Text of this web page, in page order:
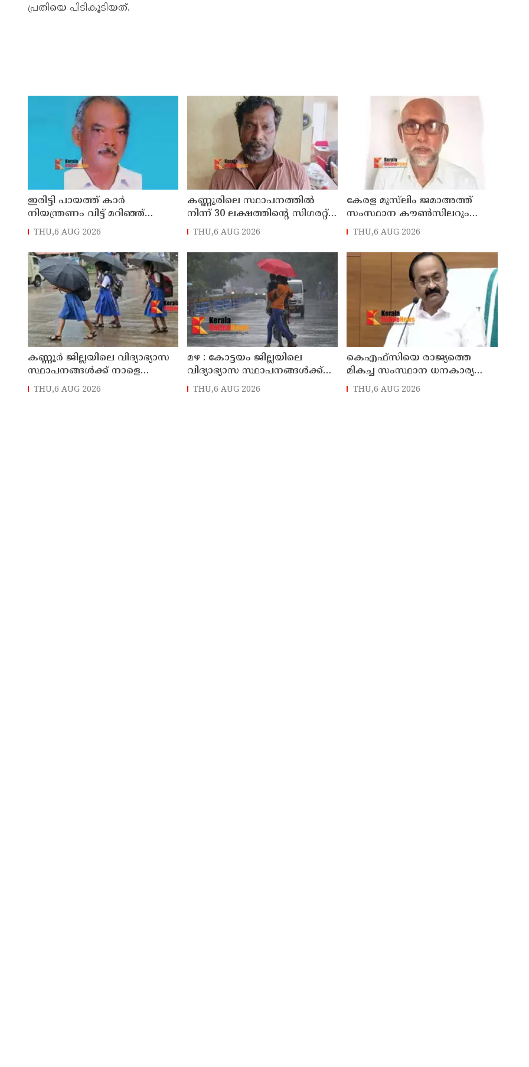
പ്രതിയെ പിടികൂടിയത്.
ഇരിട്ടി പായത്ത് കാർ
നിയന്ത്രണം വിട്ട് മറിഞ്ഞ്
തളിപ്പറമ്പിലെ ആദ്യ കാല
THU,6 AUG 2026
കണ്ണൂരിലെ സ്ഥാപനത്തിൽ
നിന്ന് 30 ലക്ഷത്തിന്റെ സിഗരറ്റ്
മോഷണം: തമിഴ്‌നാട്
തെങ്കാശിയിൽ പിടിയിൽ
THU,6 AUG 2026
കേരള മുസ്‌ലിം ജമാഅത്ത്
സംസ്ഥാന കൗൺസിലറും
തളിപ്പറമ്പിലെ മുതിർന്ന മാധ്യമ
അലി മൊഗ്രാൽ നിര്യാതനായി
THU,6 AUG 2026
കണ്ണൂർ ജില്ലയിലെ വിദ്യാഭ്യാസ
സ്ഥാപനങ്ങള്‍ക്ക് നാളെ
(07/08/2026), അവധി
THU,6 AUG 2026
മഴ : കോട്ടയം ജില്ലയിലെ
വിദ്യാഭ്യാസ സ്ഥാപനങ്ങൾക്ക്
നാളെ അവധി
THU,6 AUG 2026
കെഎഫ്‌സിയെ രാജ്യത്തെ
മികച്ച സംസ്ഥാന ധനകാര്യ
സ്ഥാപനമാക്കും: മുഖ്യമന്ത്രി വി
ഡി സതീശൻ
THU,6 AUG 2026